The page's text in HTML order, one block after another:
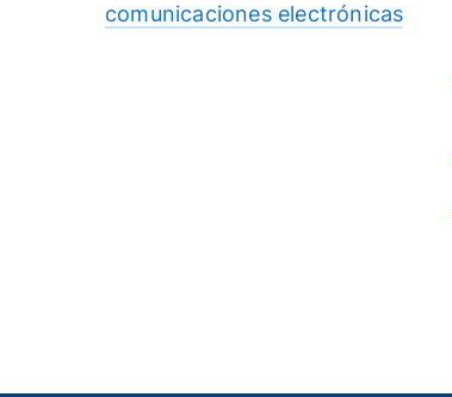
comunicaciones electrónicas